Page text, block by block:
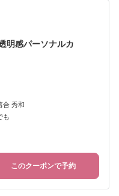
明感パーソナルカ
合 秀和
も
このクーポンで予約